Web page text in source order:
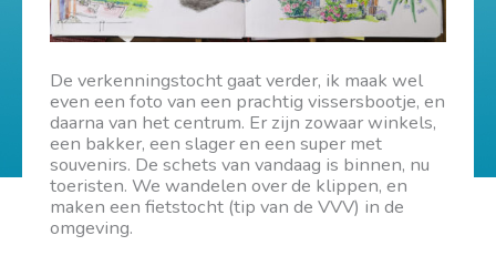
De verkenningstocht gaat verder, ik maak wel
even een foto van een prachtig vissersbootje, en
daarna van het centrum. Er zijn zowaar winkels,
een bakker, een slager en een super met
souvenirs. De schets van vandaag is binnen, nu
toeristen. We wandelen over de klippen, en
maken een fietstocht (tip van de VVV) in de
omgeving.